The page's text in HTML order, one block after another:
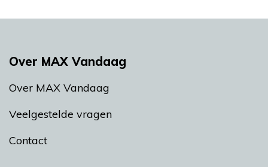
Over MAX Vandaag
Over MAX Vandaag
Veelgestelde vragen
Contact